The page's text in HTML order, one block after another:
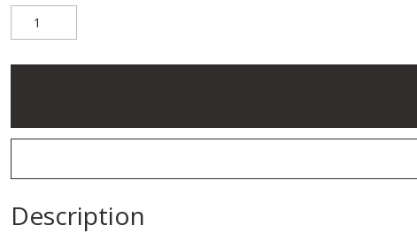
Description